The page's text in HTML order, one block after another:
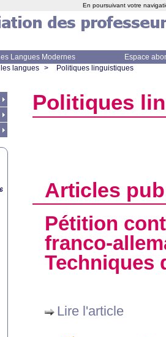
Langues Modernes
Espace
langues > Politiques linguistiques
Politiques
Articles
Pétition
franco-
Techniques
Lire l'article
En poursuivant votre